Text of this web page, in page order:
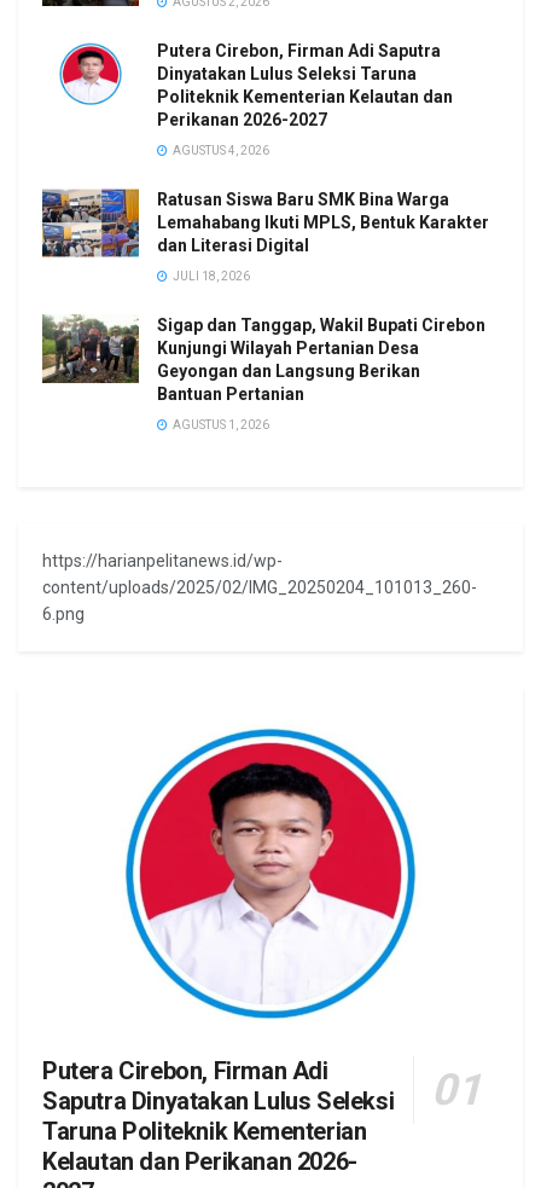
Putera Cirebon, Firman Adi Saputra
Dinyatakan Lulus Seleksi Taruna
Politeknik Kementerian Kelautan dan
Perikanan 2026-2027
AGUSTUS 4, 2026
Ratusan Siswa Baru SMK Bina Warga
Lemahabang Ikuti MPLS, Bentuk Karakter
dan Literasi Digital
JULI 18, 2026
Sigap dan Tanggap, Wakil Bupati Cirebon
Kunjungi Wilayah Pertanian Desa
Geyongan dan Langsung Berikan
Bantuan Pertanian
AGUSTUS 1, 2026
https://harianpelitanews.id/wp-
content/uploads/2025/02/IMG_20250204_101013_260-
6.png
Putera Cirebon, Firman Adi
Saputra Dinyatakan Lulus Seleksi
Taruna Politeknik Kementerian
Kelautan dan Perikanan 2026-